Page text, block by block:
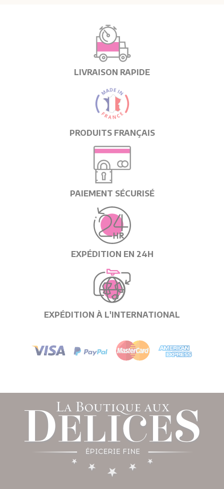
LIVRAISON RAPIDE
PRODUITS FRANÇAIS
PAIEMENT SÉCURISÉ
EXPÉDITION EN 24H
EXPÉDITION À L'INTERNATIONAL